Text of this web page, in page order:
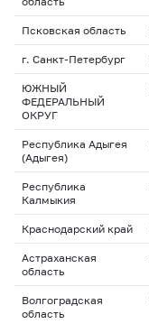
Псковская область
г. Санкт-Петербург
ЮЖНЫЙ
ФЕДЕРАЛЬНЫЙ
ОКРУГ
Республика Адыгея
(Адыгея)
Республика
Калмыкия
Краснодарский край
Астраханская
область
Волгоградская
область